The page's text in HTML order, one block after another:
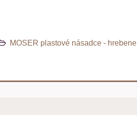
MOSER plastové násadce - hrebene